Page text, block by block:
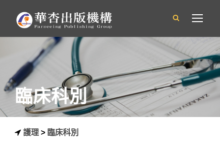
臨床科別
護理 > 臨床科別